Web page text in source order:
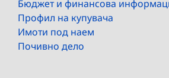
Бюджет и финансова
Профил на купувача
Имоти под наем
Почивно дело